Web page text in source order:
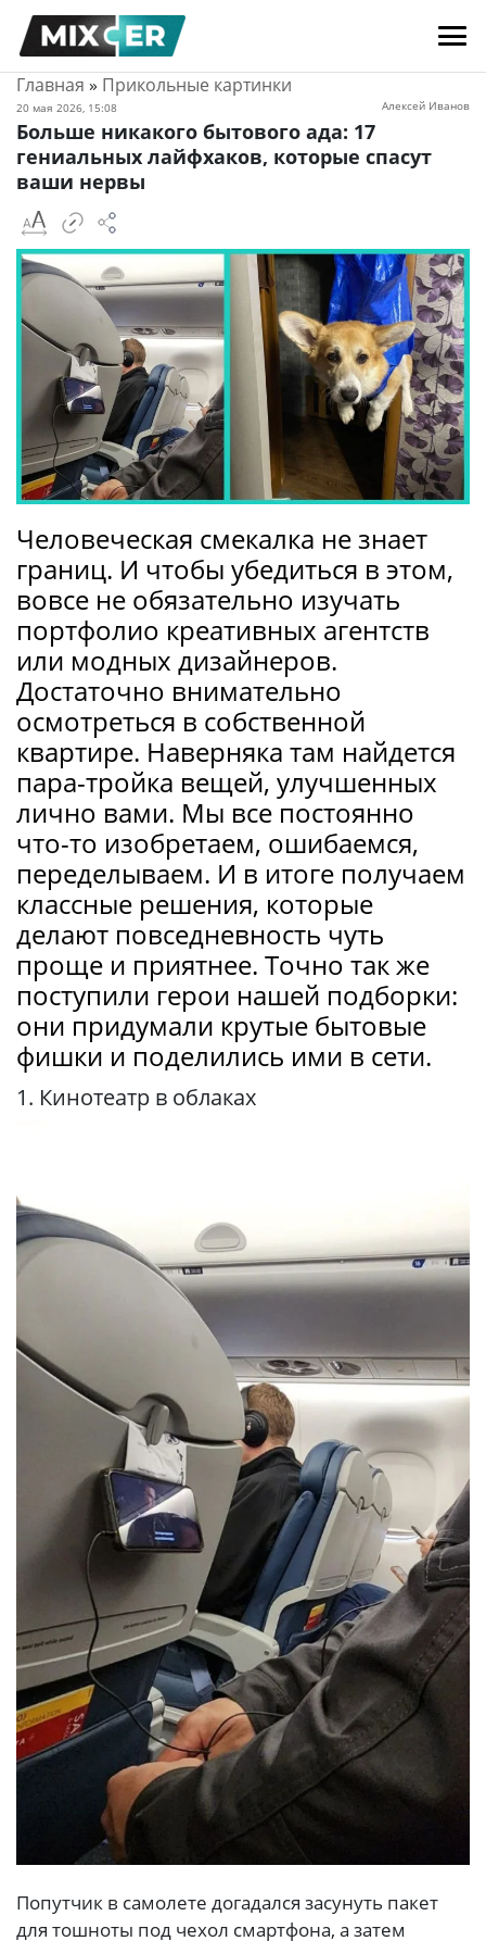
Главная » Прикольные картинки
20 мая 2026, 15:08 Алексей Иванов
Больше никакого бытового ада: 17
гениальных лайфхаков, которые спасут
ваши нервы
Человеческая смекалка не знает
границ. И чтобы убедиться в этом,
вовсе не обязательно изучать
портфолио креативных агентств
или модных дизайнеров.
Достаточно внимательно
осмотреться в собственной
квартире. Наверняка там найдется
пара-тройка вещей, улучшенных
лично вами. Мы все постоянно
что-то изобретаем, ошибаемся,
переделываем. И в итоге получаем
классные решения, которые
делают повседневность чуть
проще и приятнее. Точно так же
поступили герои нашей подборки:
они придумали крутые бытовые
фишки и поделились ими в сети.
1. Кинотеатр в облаках
Попутчик в самолете догадался засунуть пакет
для тошноты под чехол смартфона, а затем